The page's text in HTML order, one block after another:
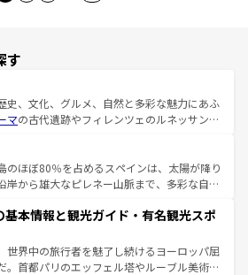
す
史、文化、グルメ、自然と多彩な魅力にあふ
マの古代遺跡やフィレンツェのルネッサンス
ーナの美しい田園風景やアマルフィ海岸の絶
景観も見逃せない。観光の合間には、本場の
など、絶品のイタリア料理を堪能することも
イタリアで、忘れられない旅をしてみよう！
イタリア情報は
のほぼ80％を占めるスペインは、太陽が降り
岸から雄大なピレネー山脈まで、多彩な自然
この国では、情熱的なフラメンコ、熱気あふ
して美味しいタパスが生活の一部となってい
リードの洗練された雰囲気や、バルセロナの
た街角から、地方では古代ローマ遺跡や中世
基本情報と観光ガイド・有名観光スポ
世界中の旅行者を魅了し続けるヨーロッパ屈
。首都パリのエッフェル塔やルーブル美術館